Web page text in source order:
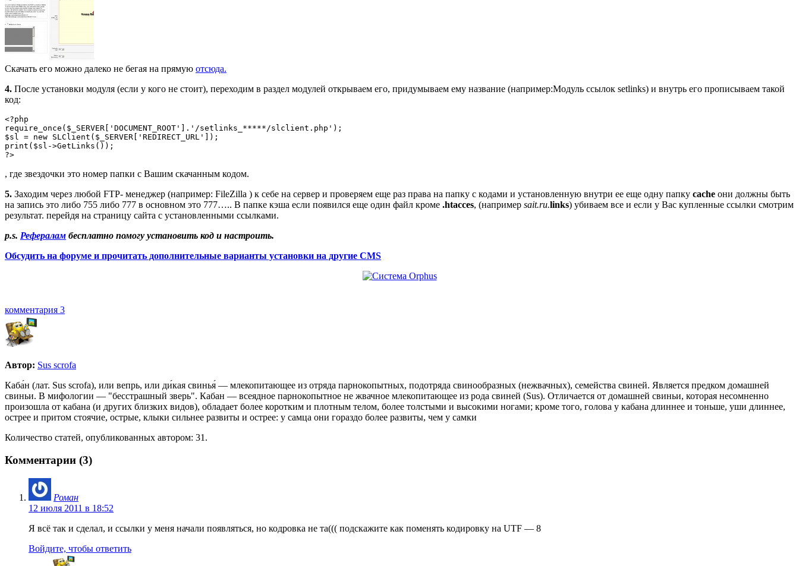
Скачать его можно далеко не бегая на прямую отсюда.
4. После установки модуля (если у кого не стоит), переходим в раздел модулей открываем его, придумываем ему название (например:Модуль ссылок setlinks) и внутрь его прописываем такой
код:
<?php
require_once($_SERVER['DOCUMENT_ROOT'].'/setlinks_*****/slclient.php');
$sl = new SLClient($_SERVER['REDIRECT_URL']);
print($sl->GetLinks());
?>
, где звездочки это номер папки с Вашим скачанным кодом.
5. Заходим через любой FTP- менеджер (например: FileZilla ) к себе на сервер и проверяем еще раз права на папку с кодами и установленную внутри ее еще одну папку cache они должны быть
на запись это либо 755 либо 777 в основном это 777….. В папке кэша если появился еще один файл кроме .htacces, (например sait.ru.links) убиваем все и если у Вас купленные ссылки смотрим
результат. перейдя на страницу сайта с установленными ссылками.
p.s. Рефералам бесплатно помогу установить код и настроить.
Обсудить на форуме и прочитать дополнительные варианты установки на другие CMS
комментария 3
Автор: Sus scrofa
Каба́н (лат. Sus scrofa), или вепрь, или ди́кая свинья́ — млекопитающее из отряда парнокопытных, подотряда свинообразных (нежвачных), семейства свиней. Является предком домашней
свиньи. В мифологии — "бесстрашный зверь". Кабан — всеядное парнокопытное не жвачное млекопитающее из рода свиней (Sus). Отличается от домашней свиньи, которая несомненно
произошла от кабана (и других близких видов), обладает более коротким и плотным телом, более толстыми и высокими ногами; кроме того, голова у кабана длиннее и тоньше, уши длиннее,
острее и притом стоячие, острые, клыки сильнее развиты и острее: у самца они гораздо более развиты, чем у самки
Количество статей, опубликованных автором: 31.
Комментарии (3)
Роман
12 июля 2011 в 18:52
Я всё так и сделал, и ссылки у меня начали появляться, но кодровка не та((( подскажите как поменять кодировку на UTF — 8
Войдите, чтобы ответить